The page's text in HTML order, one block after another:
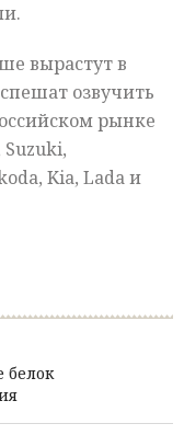
вырастут в
озвучить
рынке
Kia, Lada и